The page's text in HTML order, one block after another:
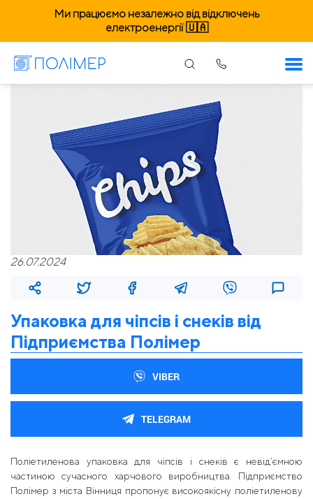
Ми працюємо незалежно від відключень
електроенергії 🇺🇦
26.07.2024
Упаковка для чіпсів і снеків від
Підприємства Полімер
VIBER
TELEGRAM
Поліетиленова упаковка для чіпсів і снеків є невід’ємною
частиною сучасного харчового виробництва. Підприємство
Полімер з міста Вінниця пропонує високоякісну поліетиленову